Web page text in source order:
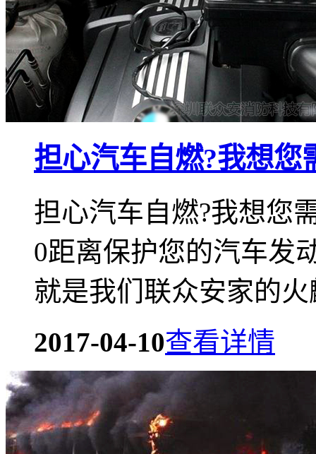
担心汽车自燃?我想您
担心汽车自燃?我想您
0距离保护您的汽车
就是我们联众安家的
2017-04-10查看详情